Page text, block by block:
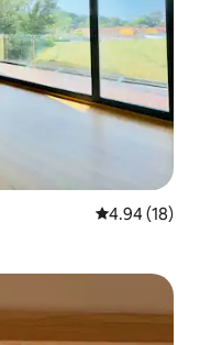
Calificación
4.94 (18)